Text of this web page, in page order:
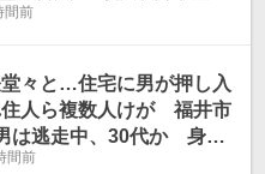
響は?18日（火）までの
発表】
間前
堂々と…住宅に男が押し入
人ら複数人けが 福井市
は逃走中、30代か 身長1
髪の黒髪 警察が行方追
間前